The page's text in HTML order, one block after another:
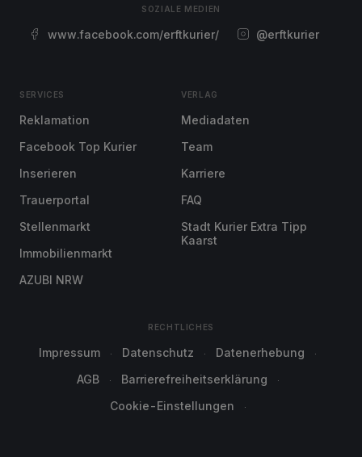
SOZIALE MEDIEN
www.facebook.com/erftkurier/ @erftkurier
SERVICES
Reklamation
Facebook Top Kurier
Inserieren
Trauerportal
Stellenmarkt
Immobilienmarkt
AZUBI NRW
VERLAG
Mediadaten
Team
Karriere
FAQ
Stadt Kurier Extra Tipp
Kaarst
RECHTLICHES
Impressum Datenschutz
Datenerhebung
AGB
Barrierefreiheitserklärung
Cookie-Einstellungen